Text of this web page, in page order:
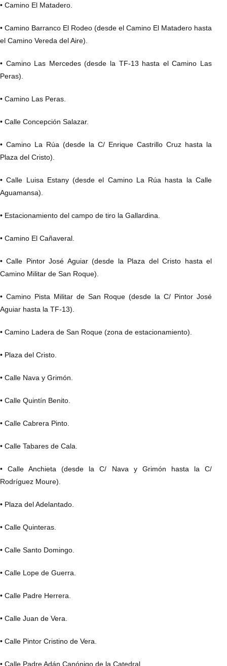
• Camino El Matadero.
• Camino Barranco El Rodeo (desde el Camino El Matadero hasta
el Camino Vereda del Aire).
• Camino Las Mercedes (desde la TF-13 hasta el Camino Las
Peras).
• Camino Las Peras.
• Calle Concepción Salazar.
• Camino La Rúa (desde la C/ Enrique Castrillo Cruz hasta la
Plaza del Cristo).
• Calle Luisa Estany (desde el Camino La Rúa hasta la Calle
Aguamansa).
• Estacionamiento del campo de tiro la Gallardina.
• Camino El Cañaveral.
• Calle Pintor José Aguiar (desde la Plaza del Cristo hasta el
Camino Militar de San Roque).
• Camino Pista Militar de San Roque (desde la C/ Pintor José
Aguiar hasta la TF-13).
• Camino Ladera de San Roque (zona de estacionamiento).
• Plaza del Cristo.
• Calle Nava y Grimón.
• Calle Quintín Benito.
• Calle Cabrera Pinto.
• Calle Tabares de Cala.
• Calle Anchieta (desde la C/ Nava y Grimón hasta la C/
Rodríguez Moure).
• Plaza del Adelantado.
• Calle Quinteras.
• Calle Santo Domingo.
• Calle Lope de Guerra.
• Calle Padre Herrera.
• Calle Juan de Vera.
• Calle Pintor Cristino de Vera.
• Calle Padre Adán Canónigo de la Catedral.